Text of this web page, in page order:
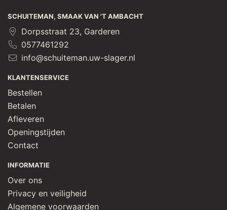
SCHUITEMAN, SMAAK VAN 'T AMBACHT
Dorpsstraat 23, Garderen
0577461292
info@schuiteman.uw-slager.nl
KLANTENSERVICE
Bestellen
Betalen
Afleveren
Openingstijden
Contact
INFORMATIE
Over ons
Privacy en veiligheid
Algemene voorwaarden